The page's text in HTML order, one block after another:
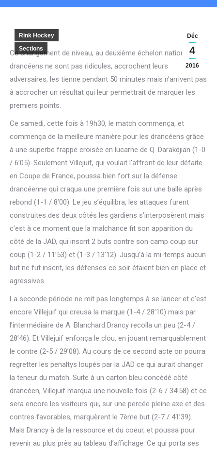
Déc
4
2016
Rink Hockey
Sections
Ce changement de niveau, au deuxième échelon national, les
drancéens ne sont pas ridicules, accrochent leurs
adversaires, les tienne pendant 50 minutes mais n’arrivent pas
à accrocher un résultat qui leur permettrait de marquer les
premiers points.
Ce samedi, cette fois à 19h30, le match commença, et
commença de la meilleure manière pour les drancéens grâce
à une superbe frappe croisée en lucarne de Q. Darakdjian (1-0
/ 6’05). Seulement Villejuif, qui voulait l’affront de leur défaite
en Coupe de France, poussa bien fort sur la défense
drancéenne qui craqua une première fois sur une balle après
rebond (1-1 / 8’00). Le jeu s’équilibra, les attaques furent
construites des deux côtés les gardiens s’interposèrent mais
c’est à ce moment que la malchance fit son apparition du
côté de la JAD, qui inscrit 2 buts contre son camp coup sur
coup (1-2 / 11’53) et (1-3 / 13’12). Jusqu’à la mi-temps aucun
but ne fut inscrit, les défenses ce soir étaient bien en place et
agressives.
La seconde période ne mit pas longtemps à se lancer et c’est
encore Villejuif qui creusa la marque (1-4 / 28’10) mais par
l’intermédiaire de A. Blanchard Drancy recolla un peu (2-4 /
28’46). Et Villejuif enfonça le clou, en jouant remarquablement
le contre (2-5 / 29’08). Au cours de ce second acte on pourra
regretter les penaltys loupés par la JAD ce qui aurait changer
la teneur du match. Suite à un carton bleu concédé côté
drancéen, Villejuif marqua une nouvelle fois (2-6 / 34’58) et ce
sera encore les visiteurs qui, sur une percée pleine axe et des
contres favorables, marquèrent le 7ème but (2-7 / 41’39).
Mais Drancy à de la ressource et du coeur, et poussa pour
revenir au plus près au tableau d’affichage. Ce qui porta ses